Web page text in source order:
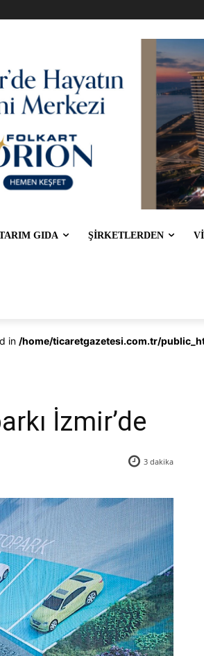
GIDA ŞİRKETLERDEN
in /home/ticaretgazetesi.com.tr/
İzmir’de
3 dakika